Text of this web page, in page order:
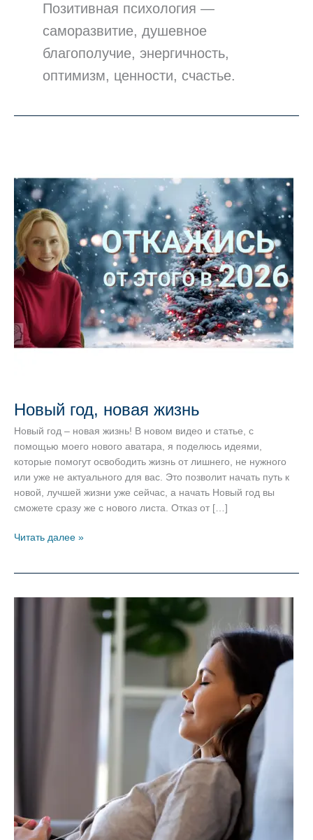
Позитивная психология —
саморазвитие, душевное
благополучие, энергичность,
оптимизм, ценности, счастье.
Новый год, новая жизнь
Новый год – новая жизнь! В новом видео и статье, с
помощью моего нового аватара, я поделюсь идеями,
которые помогут освободить жизнь от лишнего, не нужного
или уже не актуального для вас. Это позволит начать путь к
новой, лучшей жизни уже сейчас, а начать Новый год вы
сможете сразу же с нового листа. Отказ от […]
Новый
Читать далее »